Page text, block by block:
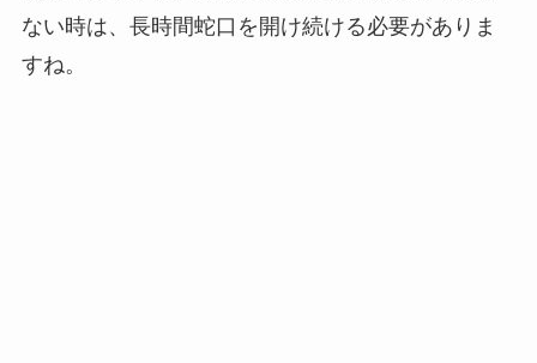
ない時は、長時間蛇口を開け続ける必要がありま
すね。